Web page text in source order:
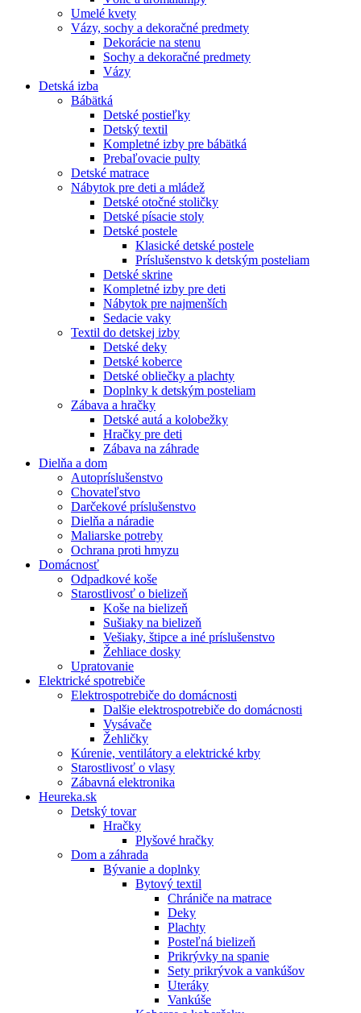
Umelé kvety
Vázy, sochy a dekoračné predmety
Dekorácie na stenu
Sochy a dekoračné predmety
Vázy
Detská izba
Bábätká
Detské postieľky
Detský textil
Kompletné izby pre bábätká
Prebaľovacie pulty
Detské matrace
Nábytok pre deti a mládež
Detské otočné stoličky
Detské písacie stoly
Detské postele
Klasické detské postele
Príslušenstvo k detským posteliam
Detské skrine
Kompletné izby pre deti
Nábytok pre najmenších
Sedacie vaky
Textil do detskej izby
Detské deky
Detské koberce
Detské obliečky a plachty
Doplnky k detským posteliam
Zábava a hračky
Detské autá a kolobežky
Hračky pre deti
Zábava na záhrade
Dielňa a dom
Autopríslušenstvo
Chovateľstvo
Darčekové príslušenstvo
Dielňa a náradie
Maliarske potreby
Ochrana proti hmyzu
Domácnosť
Odpadkové koše
Starostlivosť o bielizeň
Koše na bielizeň
Sušiaky na bielizeň
Vešiaky, štipce a iné príslušenstvo
Žehliace dosky
Upratovanie
Elektrické spotrebiče
Elektrospotrebiče do domácnosti
Dalšie elektrospotrebiče do domácnosti
Vysávače
Žehličky
Kúrenie, ventilátory a elektrické krby
Starostlivosť o vlasy
Zábavná elektronika
Heureka.sk
Detský tovar
Hračky
Plyšové hračky
Dom a záhrada
Bývanie a doplnky
Bytový textil
Chrániče na matrace
Deky
Plachty
Posteľná bielizeň
Prikrývky na spanie
Sety prikrývok a vankúšov
Uteráky
Vankúše